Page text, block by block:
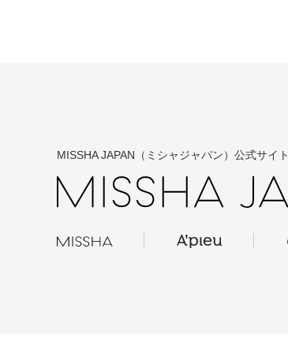
MISSHA JAPAN（ミシャジャパン）公式サイト